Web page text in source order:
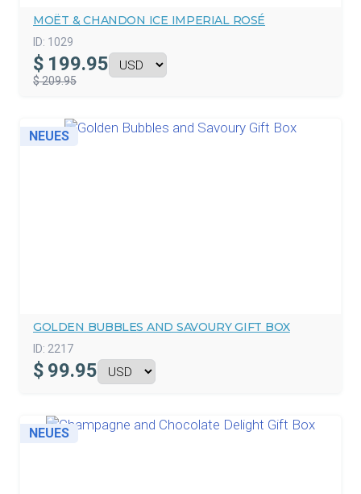
MOËT & CHANDON ICE IMPERIAL ROSÉ
ID: 1029
$ 199.95
$ 209.95
NEUES
GOLDEN BUBBLES AND SAVOURY GIFT BOX
ID: 2217
$ 99.95
NEUES